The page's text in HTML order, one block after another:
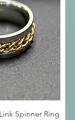
Spinner Ring